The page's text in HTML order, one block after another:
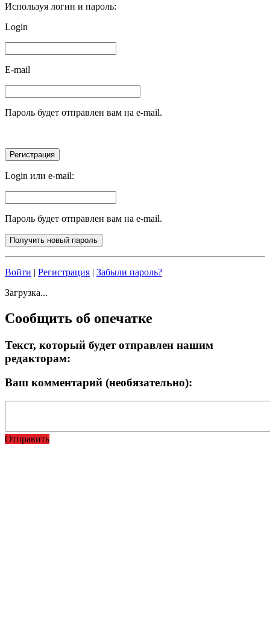
Используя логин и пароль:
Login
E-mail
Пароль будет отправлен вам на e-mail.
Login или e-mail:
Пароль будет отправлен вам на e-mail.
Войти | Регистрация | Забыли пароль?
Загрузка...
Сообщить об опечатке
Текст, который будет отправлен нашим
редакторам:
Ваш комментарий (необязательно):
Отправить